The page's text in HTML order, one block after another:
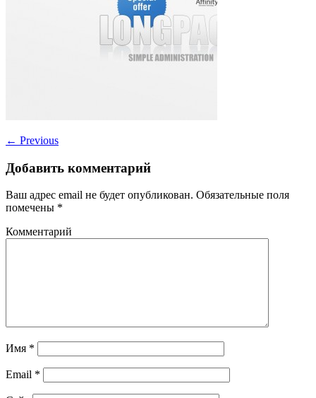
← Previous
Добавить комментарий
Ваш адрес email не будет опубликован. Обязательные поля
помечены *
Комментарий
Имя *
Email *